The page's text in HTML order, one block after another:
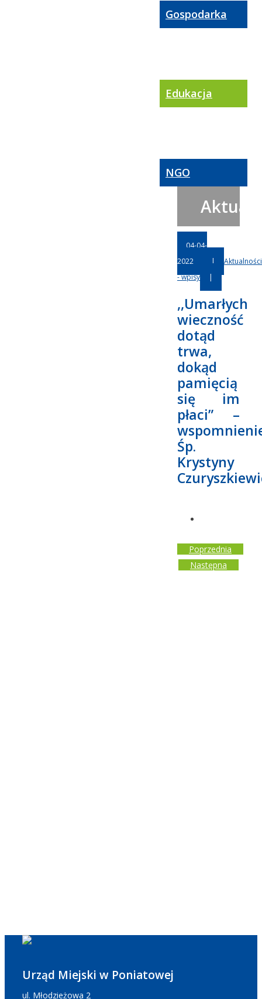
Gospodarka
Edukacja
NGO
04-04-
2022
|
Aktualności
- wpisy
|
,,Umarłych
wieczność
dotąd
trwa,
dokąd
pamięcią
się im
płaci” –
Śp.
Krystyny
Poprzednia
Następna
Urząd Miejski w Poniatowej
ul. Młodzieżowa 2